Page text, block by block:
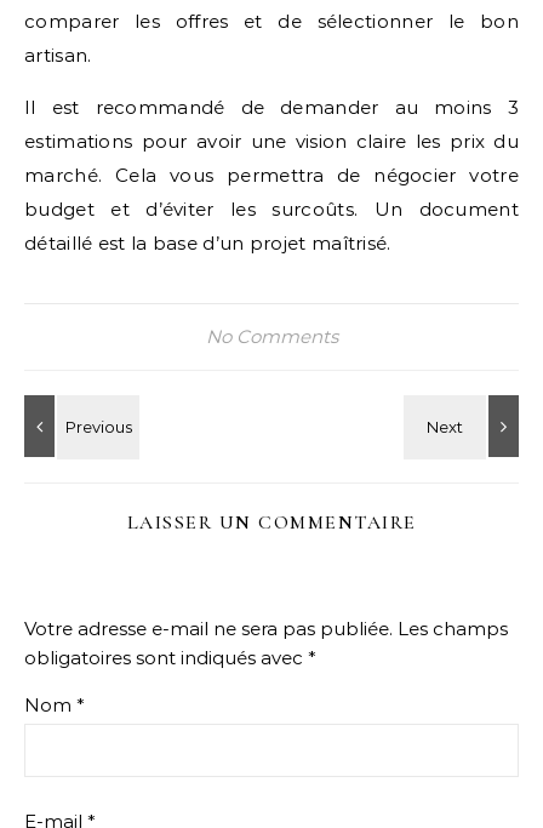
comparer les offres et de sélectionner le bon
artisan.
Il est recommandé de demander au moins 3
estimations pour avoir une vision claire les prix du
marché. Cela vous permettra de négocier votre
budget et d’éviter les surcoûts. Un document
détaillé est la base d’un projet maîtrisé.
No Comments
LAISSER UN COMMENTAIRE
Votre adresse e-mail ne sera pas publiée. Les champs
obligatoires sont indiqués avec *
Nom *
E-mail *